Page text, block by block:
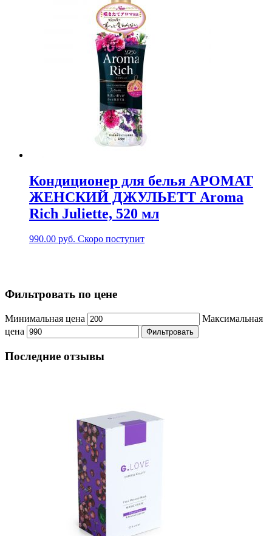
Кондиционер для белья АРОМАТ
ЖЕНСКИЙ ДЖУЛЬЕТТ Aroma
Rich Juliette, 520 мл
990.00 руб. Скоро поступит
Фильтровать по цене
Минимальная цена
Максимальная
цена
Фильтровать
Последние отзывы